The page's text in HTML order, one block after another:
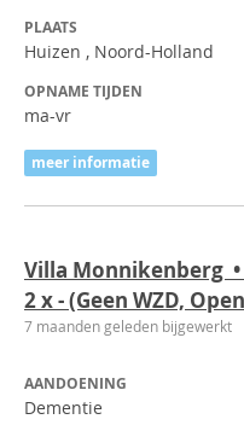
PLAATS
Huizen , Noord-Holland
OPNAME TIJDEN
ma-vr
meer informatie
Villa Monnikenberg
2x- (Geen WZD,
7 maanden geleden bijgewerkt
AANDOENING
Dementie